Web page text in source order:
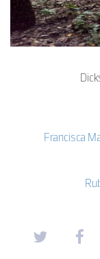
Francisca